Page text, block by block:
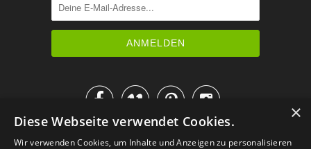

IM KATALOG BLÄTTERN
×
Diese Webseite verwendet Cookies.
Wir verwenden Cookies, um Inhalte und Anzeigen zu personalisieren